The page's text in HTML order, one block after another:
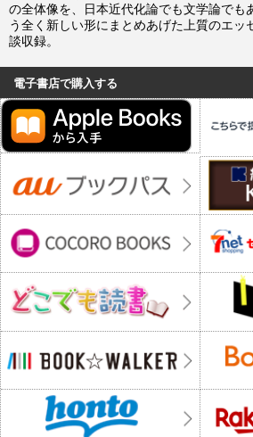
の全体像を、日本近代化論でも文学論でも
う全く新しい形にまとめあげた上質のエッ
談収録。
電子書店で購入する